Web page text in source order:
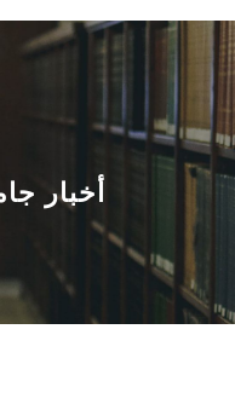
أخبار